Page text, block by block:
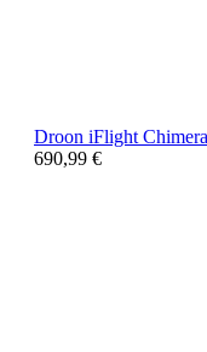
Droon iFlight
690,99 €